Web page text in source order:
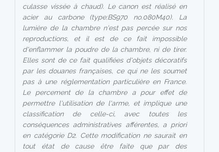
culasse vissée à chaud). Le canon est réalisé en
acier au carbone (type:BS970 no.080M40). La
lumière de la chambre n'est pas percée sur nos
reproductions, et il est de ce fait impossible
d'enflammer la poudre de la chambre, ni de tirer.
Elles sont de ce fait qualifiées d'objets décoratifs
par les douanes françaises, ce qui ne les soumet
pas à une réglementation particulière en France.
Le percement de la chambre a pour effet de
permettre l'utilisation de l'arme, et implique une
classification de celle-ci, avec toutes les
conséquences administratives afférentes, a priori
en catégorie D2. Cette modification ne saurait en
tout état de cause être faite que par des